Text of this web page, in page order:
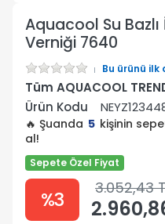
Aquacool Su Bazlı
Verniği 7640
Bu ürünü ilk
Tüm AQUACOOL
Ürün Kodu
🔥 Şuanda 5 kişinin
al!
Sepete Özel Fiyat
%3 3.052,43